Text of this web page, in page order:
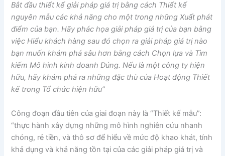
Bắt đầu thiết kế giải pháp giá trị bằng cách Thiết kế
nguyên mẫu các khả năng cho một trong những Xuất phát
điểm của bạn. Hãy phác họa giải pháp giá trị của bạn bằng
việc Hiểu khách hàng sau đó chọn ra giải pháp giá trị nào
bạn muốn khám phá sâu hơn bằng cách Chọn lựa và Tìm
kiếm Mô hình kinh doanh Đúng. Nếu là một công ty hiện
hữu, hãy khám phá ra những đặc thù của Hoạt động Thiết
kế trong Tổ chức hiện hữu”
Công đoạn đầu tiên của giai đoạn này là “Thiết kế mẫu”:
“thực hành xây dựng những mô hình nghiên cứu nhanh
chóng, rẻ tiền, và thô sơ để hiểu về mức độ khao khát, tính
khả dụng và khả năng tồn tại của các giải pháp giá trị và